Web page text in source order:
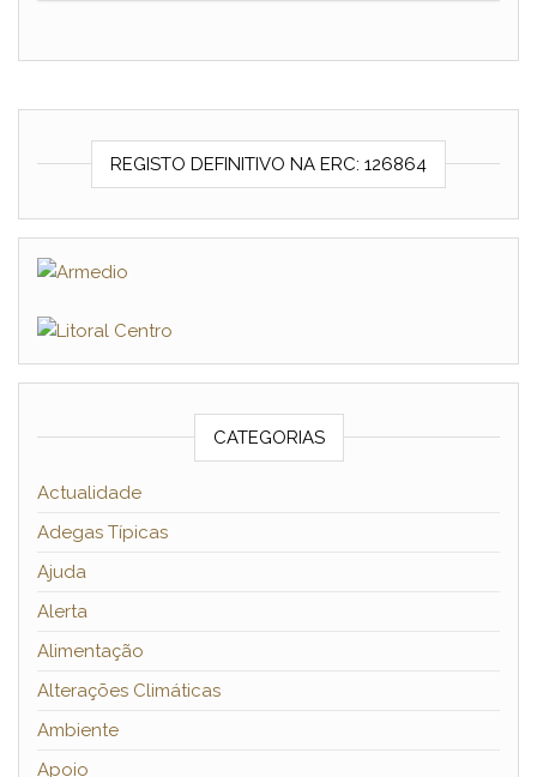
REGISTO DEFINITIVO NA ERC: 126864
CATEGORIAS
Actualidade
Adegas Típicas
Ajuda
Alerta
Alimentação
Alterações Climáticas
Ambiente
Apoio